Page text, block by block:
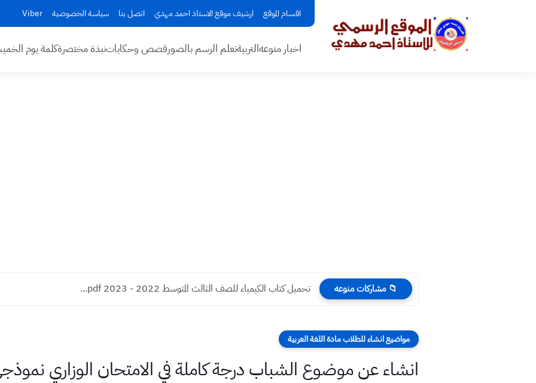
اقسام الموقع ارشيف موقع الاستاذ احمد مهدي اتصل بنا سياسة الخصوصية Viber
اخبار منوعهالتربيةتعلم الرسم بالصورقصص وحكاياتنبذة مختصرةكلمة يوم
📁 مشاركات منوعه تحميل كتاب الكيمياء للصف الثالث المتوسط 2022 - 2023 pdf...
مواضيع انشاء للطلاب مادة اللغة العربية
انشاء عن موضوع الشباب درجة كاملة في الامتحان الوزاري